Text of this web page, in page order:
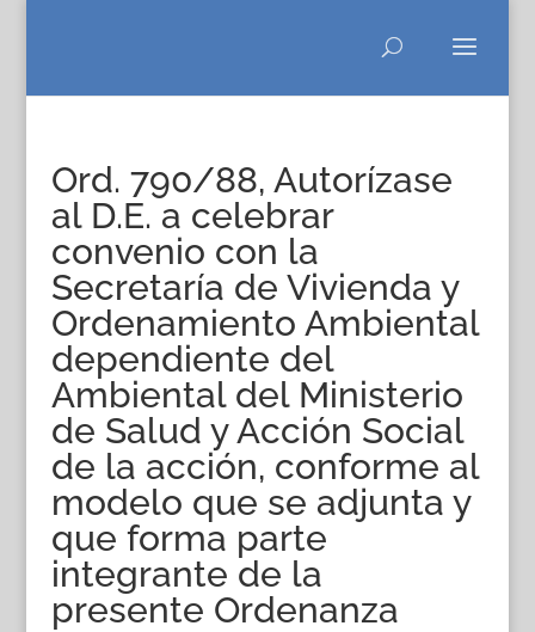
Ord. 790/88, Autorízase
al D.E. a celebrar
convenio con la
Secretaría de Vivienda y
Ordenamiento Ambiental
dependiente del
Ambiental del Ministerio
de Salud y Acción Social
de la acción, conforme al
modelo que se adjunta y
que forma parte
integrante de la
presente Ordenanza